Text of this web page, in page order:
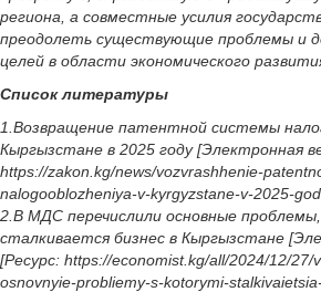
региона, а совместные усилия
преодолеть существующие проблемы и
целей в области экономического
Список литературы
1.Возвращение патентной системы
Кыргызстане в 2025 году [Электронная
https://zakon.kg/news/vozvrashhenie-
nalogooblozheniya-v-kyrgyzstane-v-2025-
2.В МДС перечислили основные
сталкивается бизнес в Кыргызстане
[Ресурс: https://economist.kg/all/2024/12/27/
osnovnyie-probliemy-s-kotorymi-